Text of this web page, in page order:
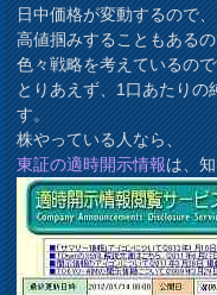
日中価格が変動するので、
高値掴みすることもある
色々戦略を考えているの
とりあえず、1口あたりの
す。
株やっている人なら、
東証の適時開示情報は、